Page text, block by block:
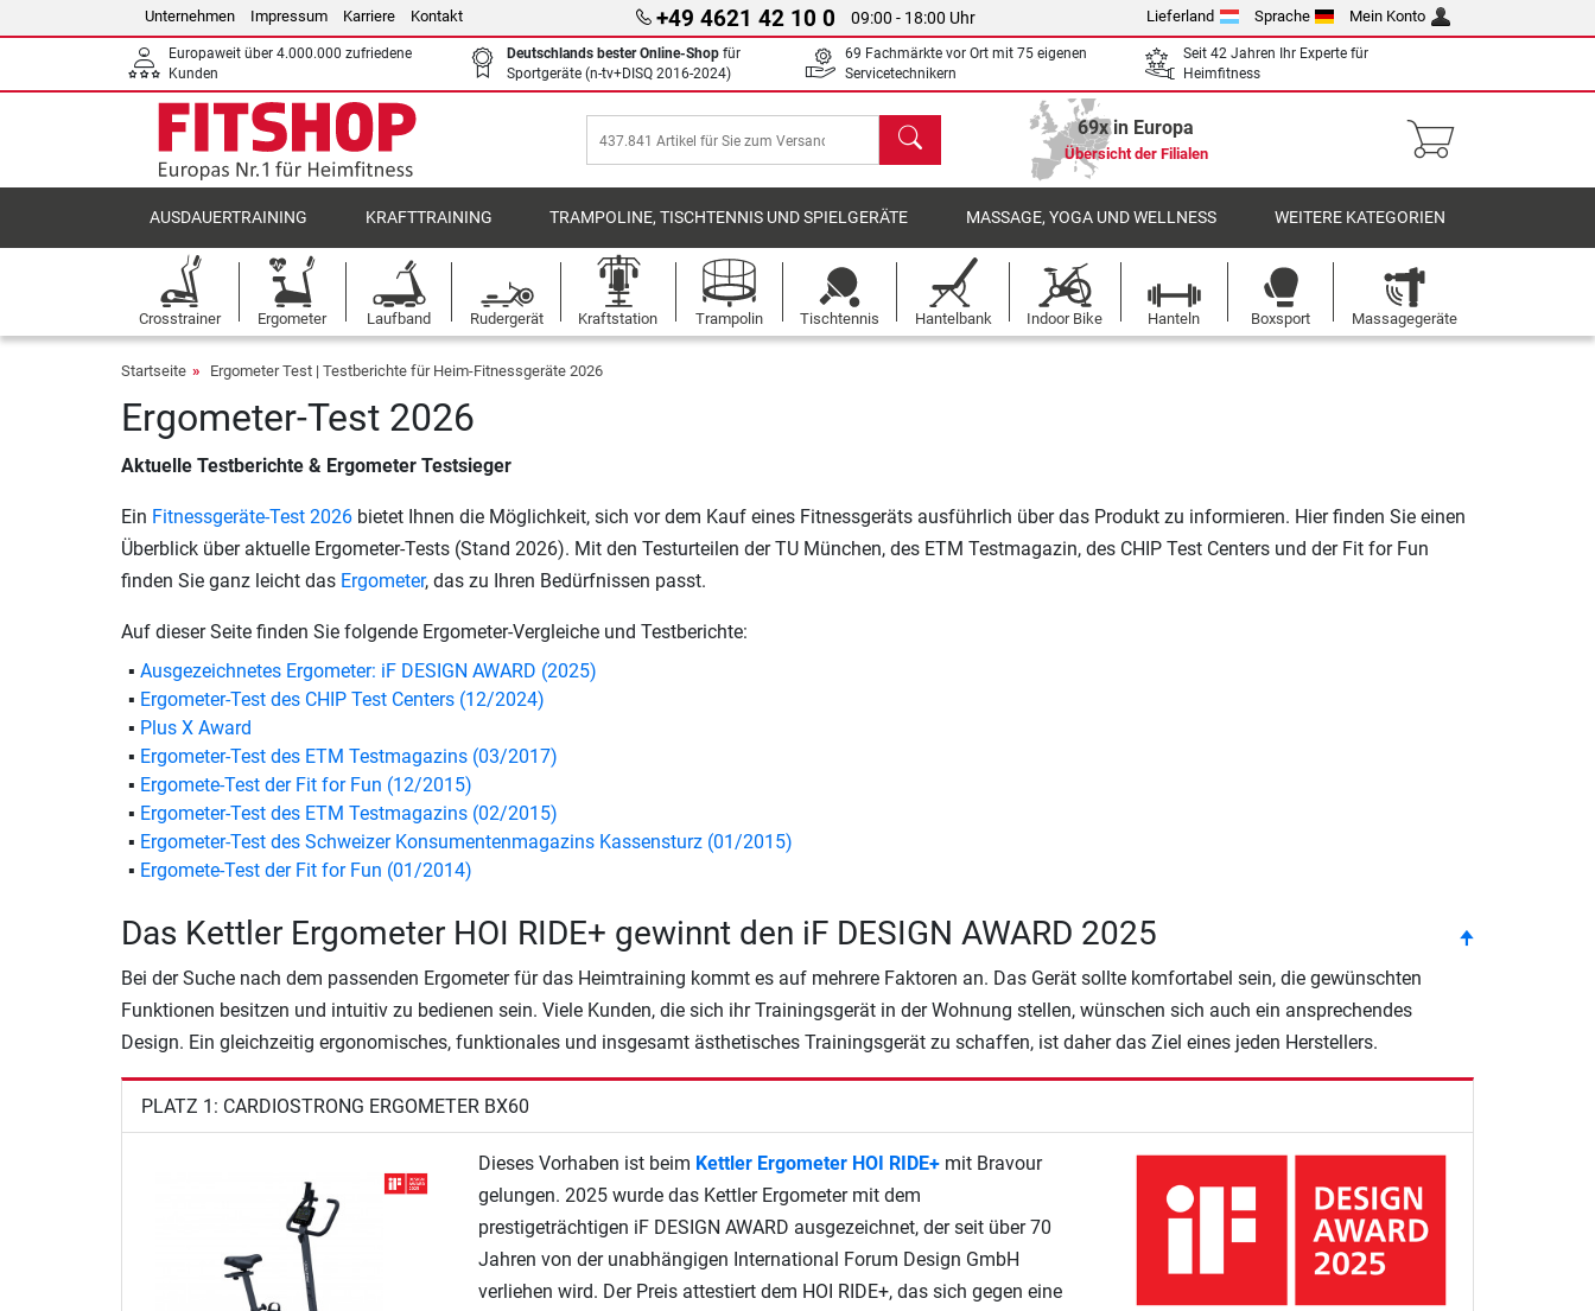
Unternehmen Impressum Karriere Kontakt +49 4621 42 10 0 09:00 - 18:00 Uhr Lieferland Sprache Mein Konto
Europaweit über 4.000.000 zufriedene
Kunden
Deutschlands bester Online-Shop für
Sportgeräte (n-tv+DISQ 2016-2024)
69 Fachmärkte vor Ort mit 75 eigenen
Servicetechnikern
Seit 42 Jahren Ihr Experte für
Heimfitness
Suchen 69x in Europa
Übersicht der Filialen
AUSDAUERTRAINING KRAFTTRAINING TRAMPOLINE, TISCHTENNIS UND SPIELGERÄTE MASSAGE, YOGA UND WELLNESS WEITERE KATEGORIEN
Crosstrainer Ergometer Laufband Rudergerät Kraftstation Trampolin Tischtennis Hantelbank Indoor Bike Hanteln Boxsport Massagegeräte
Startseite Ergometer Test | Testberichte für Heim-Fitnessgeräte 2026
Ergometer-Test 2026
Aktuelle Testberichte & Ergometer Testsieger
Ein Fitnessgeräte-Test 2026 bietet Ihnen die Möglichkeit, sich vor dem Kauf eines Fitnessgeräts ausführlich über das Produkt zu informieren. Hier finden Sie einen
Überblick über aktuelle Ergometer-Tests (Stand 2026). Mit den Testurteilen der TU München, des ETM Testmagazin, des CHIP Test Centers und der Fit for Fun
finden Sie ganz leicht das Ergometer, das zu Ihren Bedürfnissen passt.
Auf dieser Seite finden Sie folgende Ergometer-Vergleiche und Testberichte:
Ausgezeichnetes Ergometer: iF DESIGN AWARD (2025)
Ergometer-Test des CHIP Test Centers (12/2024)
Plus X Award
Ergometer-Test des ETM Testmagazins (03/2017)
Ergomete-Test der Fit for Fun (12/2015)
Ergometer-Test des ETM Testmagazins (02/2015)
Ergometer-Test des Schweizer Konsumentenmagazins Kassensturz (01/2015)
Ergomete-Test der Fit for Fun (01/2014)
Das Kettler Ergometer HOI RIDE+ gewinnt den iF DESIGN AWARD 2025 🠉top
Bei der Suche nach dem passenden Ergometer für das Heimtraining kommt es auf mehrere Faktoren an. Das Gerät sollte komfortabel sein, die gewünschten
Funktionen besitzen und intuitiv zu bedienen sein. Viele Kunden, die sich ihr Trainingsgerät in der Wohnung stellen, wünschen sich auch ein ansprechendes
Design. Ein gleichzeitig ergonomisches, funktionales und insgesamt ästhetisches Trainingsgerät zu schaffen, ist daher das Ziel eines jeden Herstellers.
PLATZ 1: CARDIOSTRONG ERGOMETER BX60
Dieses Vorhaben ist beim Kettler Ergometer HOI RIDE+ mit Bravour
gelungen. 2025 wurde das Kettler Ergometer mit dem
prestigeträchtigen iF DESIGN AWARD ausgezeichnet, der seit über 70
Jahren von der unabhängigen International Forum Design GmbH
verliehen wird. Der Preis attestiert dem HOI RIDE+, das sich gegen eine